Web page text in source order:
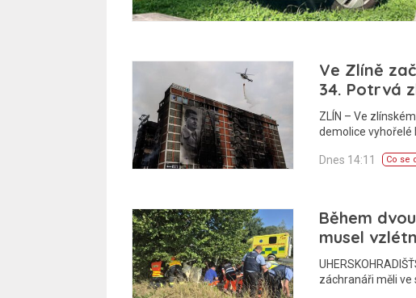
Ve Zlíně
34. Potrvá
ZLÍN – Ve
demolice vyhořelé
Dnes 14:11 Co se
Během
musel
záchranáři měli